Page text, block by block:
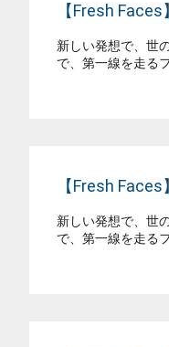
【Fresh
新しい発想で、世
で、第一線を走る
【Fresh
新しい発想で、世
で、第一線を走る